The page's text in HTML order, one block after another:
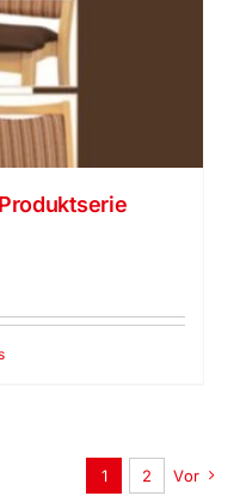
1 2 Vor